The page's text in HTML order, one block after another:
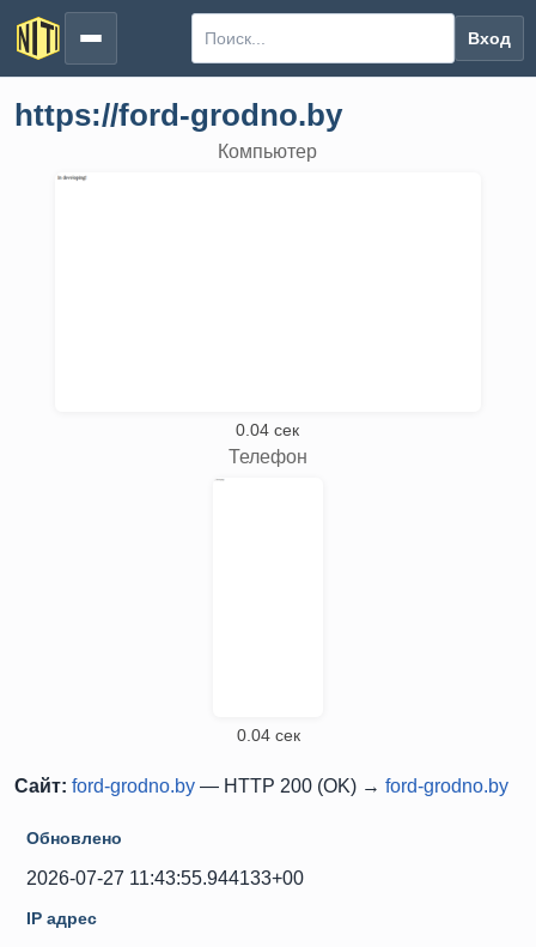
Вход
https://ford-grodno.by
Компьютер
0.04 сек
Телефон
0.04 сек
Сайт: ford-grodno.by — HTTP 200 (OK) → ford-grodno.by
Обновлено
2026-07-27 11:43:55.944133+00
IP адрес